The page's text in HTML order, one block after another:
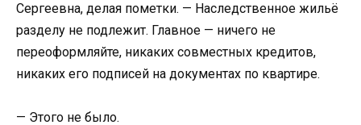
Сергеевна, делая пометки. — Наследственное жильё
разделу не подлежит. Главное — ничего не
переоформляйте, никаких совместных кредитов,
никаких его подписей на документах по квартире.
— Этого не было.